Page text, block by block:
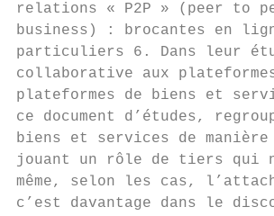
relations « P2P » (peer to
business) : brocantes en
particuliers 6. Dans leur
collaborative aux
plateformes de biens et
ce document d’études,
biens et services de
jouant un rôle de tiers qui
même, selon les cas,
c’est davantage dans le